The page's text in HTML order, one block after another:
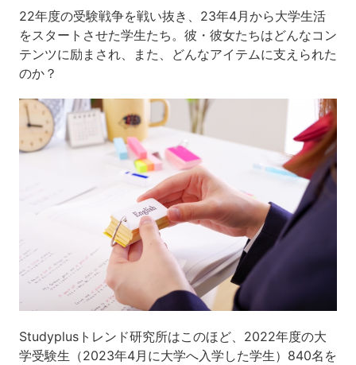
22年度の受験戦争を戦い抜き、23年4月から大学生活
をスタートさせた学生たち。彼・彼女たちはどんなコン
テンツに励まされ、また、どんなアイテムに支えられた
のか？
Studyplusトレンド研究所はこのほど、2022年度の大
学受験生（2023年4月に大学へ入学した学生）840名を